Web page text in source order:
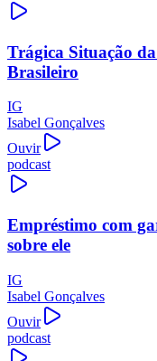
Trágica Situação
Brasileiro
IG
Isabel Gonçalves
Ouvir
podcast
Empréstimo com
sobre ele
IG
Isabel Gonçalves
Ouvir
podcast